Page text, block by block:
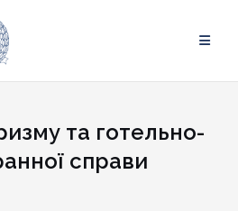
та готельно-
справи